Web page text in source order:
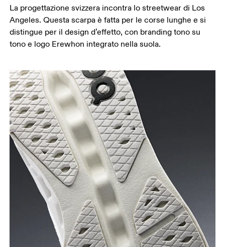
La progettazione svizzera incontra lo streetwear di Los
Angeles. Questa scarpa è fatta per le corse lunghe e si
distingue per il design d’effetto, con branding tono su
tono e logo Erewhon integrato nella suola.